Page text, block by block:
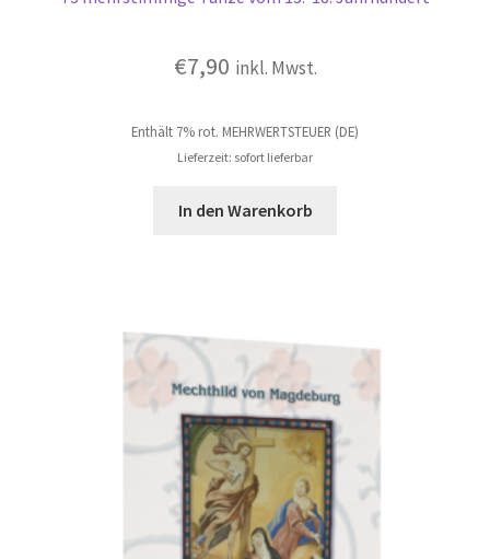
€7,90 inkl. Mwst.
Enthält 7% rot. MEHRWERTSTEUER (DE)
Lieferzeit: sofort lieferbar
In den Warenkorb